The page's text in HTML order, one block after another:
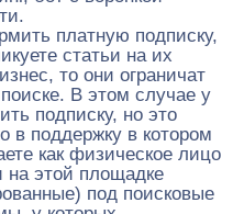
платную подписку,
статьи на их
то они ограничат
В этом случае у
подписку, но это
в поддержку в котором
как физическое лицо
на этой площадке
под поисковые